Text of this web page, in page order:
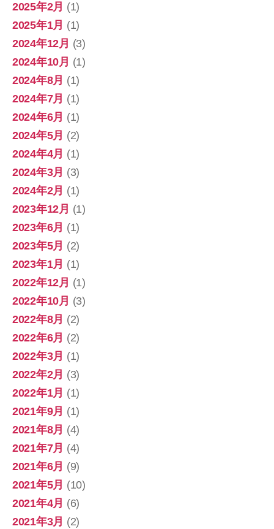
2025年2月 (1)
2025年1月 (1)
2024年12月 (3)
2024年10月 (1)
2024年8月 (1)
2024年7月 (1)
2024年6月 (1)
2024年5月 (2)
2024年4月 (1)
2024年3月 (3)
2024年2月 (1)
2023年12月 (1)
2023年6月 (1)
2023年5月 (2)
2023年1月 (1)
2022年12月 (1)
2022年10月 (3)
2022年8月 (2)
2022年6月 (2)
2022年3月 (1)
2022年2月 (3)
2022年1月 (1)
2021年9月 (1)
2021年8月 (4)
2021年7月 (4)
2021年6月 (9)
2021年5月 (10)
2021年4月 (6)
2021年3月 (2)